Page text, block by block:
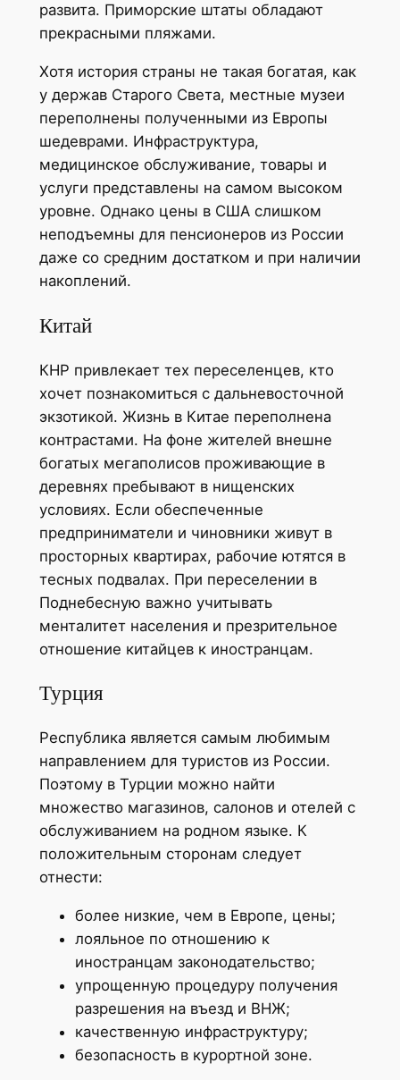
развита. Приморские штаты обладают
прекрасными пляжами.
Хотя история страны не такая богатая, как
у держав Старого Света, местные музеи
переполнены полученными из Европы
шедеврами. Инфраструктура,
медицинское обслуживание, товары и
услуги представлены на самом высоком
уровне. Однако цены в США слишком
неподъемны для пенсионеров из России
даже со средним достатком и при наличии
накоплений.
Китай
КНР привлекает тех переселенцев, кто
хочет познакомиться с дальневосточной
экзотикой. Жизнь в Китае переполнена
контрастами. На фоне жителей внешне
богатых мегаполисов проживающие в
деревнях пребывают в нищенских
условиях. Если обеспеченные
предприниматели и чиновники живут в
просторных квартирах, рабочие ютятся в
тесных подвалах. При переселении в
Поднебесную важно учитывать
менталитет населения и презрительное
отношение китайцев к иностранцам.
Турция
Республика является самым любимым
направлением для туристов из России.
Поэтому в Турции можно найти
множество магазинов, салонов и отелей с
обслуживанием на родном языке. К
положительным сторонам следует
отнести:
более низкие, чем в Европе, цены;
лояльное по отношению к
иностранцам законодательство;
упрощенную процедуру получения
разрешения на въезд и ВНЖ;
качественную инфраструктуру;
безопасность в курортной зоне.